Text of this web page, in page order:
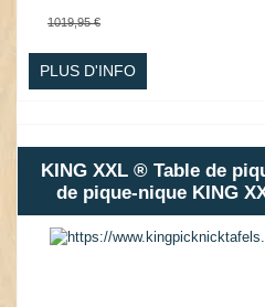
1019,95 €
PLUS D'INFO
KING XXL ® Table de
de pique-nique KING